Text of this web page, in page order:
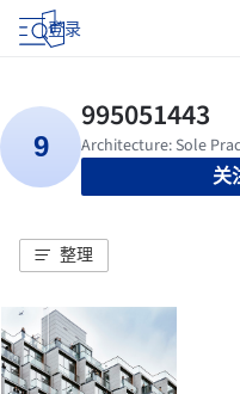
登录
关
整理